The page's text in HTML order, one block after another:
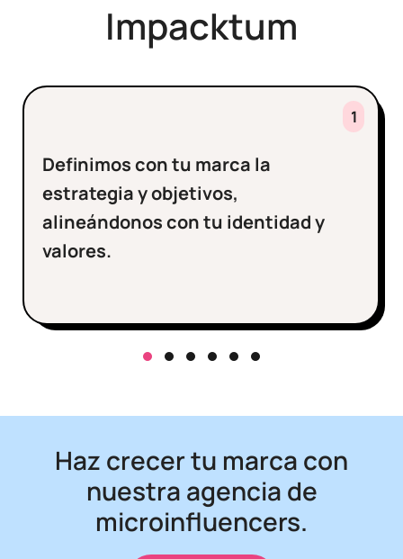
Impacktum
1
Definimos con tu marca la
estrategia y objetivos,
alineándonos con tu identidad y
valores.
Haz crecer tu marca con
nuestra agencia de
microinfluencers.